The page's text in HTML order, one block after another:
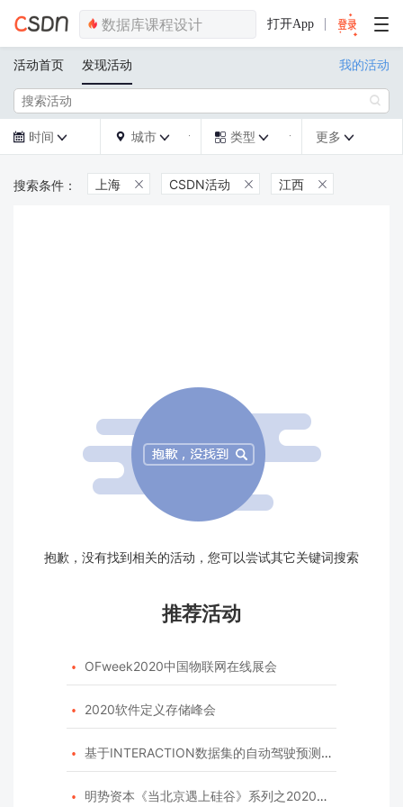
打开App
活动首页 发现活动 我的活动

 时间   城市   类型  更多 
上海  CSDN活动  江西 
抱歉，没有找到相关的活动，您可以尝试其它关键词搜索
推荐活动
 OFweek2020中国物联网在线展会
 2020软件定义存储峰会
 基于INTERACTION数据集的自动驾驶预测模型挑战赛
 明势资本《当北京遇上硅谷》系列之2020年度开源峰会